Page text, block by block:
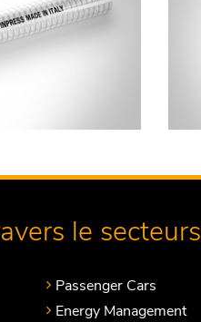
le secteurs
Passenger Cars
Energy Management